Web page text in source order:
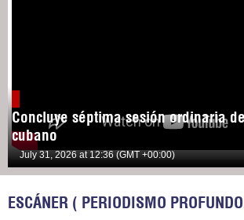
Concluye séptima sesión ordinaria
cubano
July 31, 2026 at 12:36 (GMT +00:00)
ESCÁNER ( PERIODISMO